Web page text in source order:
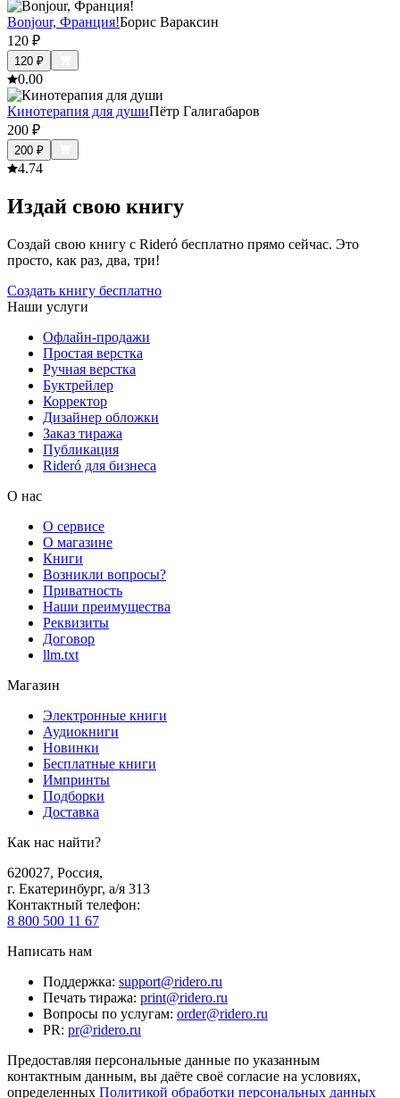
Bonjour, Франция!Борис Вараксин
120 ₽
120 ₽
0.00
Кинотерапия для душиПётр Галигабаров
200 ₽
200 ₽
4.74
Издай свою книгу
Создай свою книгу с Rideró бесплатно прямо сейчас. Это
просто, как раз, два, три!
Создать книгу бесплатно
Наши услуги
Офлайн-продажи
Простая верстка
Ручная верстка
Буктрейлер
Корректор
Дизайнер обложки
Заказ тиража
Публикация
Rideró для бизнеса
О нас
О сервисе
О магазине
Книги
Возникли вопросы?
Приватность
Наши преимущества
Реквизиты
Договор
llm.txt
Магазин
Электронные книги
Аудиокниги
Новинки
Бесплатные книги
Импринты
Подборки
Доставка
Как нас найти?
620027, Россия,
г. Екатеринбург, а/я 313
Контактный телефон:
8 800 500 11 67
Написать нам
Поддержка: support@ridero.ru
Печать тиража: print@ridero.ru
Вопросы по услугам: order@ridero.ru
PR: pr@ridero.ru
Предоставляя персональные данные по указанным
контактным данным, вы даёте своё согласие на условиях,
определенных Политикой обработки персональных данных